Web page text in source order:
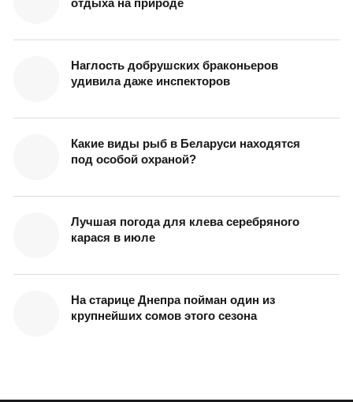
Наглость добрушских браконьеров
удивила даже инспекторов
Какие виды рыб в Беларуси находятся
под особой охраной?
Лучшая погода для клева серебряного
карася в июле
На старице Днепра пойман один из
крупнейших сомов этого сезона